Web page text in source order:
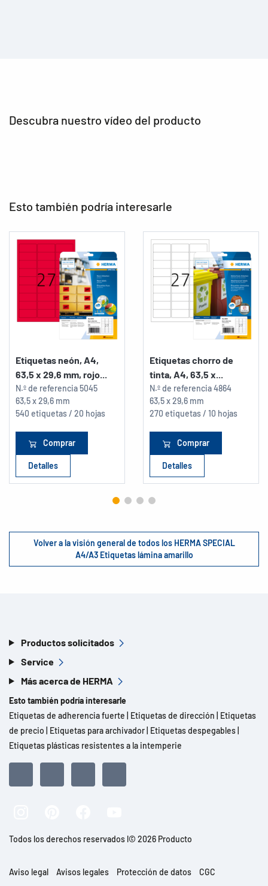
Descubra nuestro vídeo del producto
Esto también podría interesarle
Etiquetas neón, A4,
63,5 x 29,6 mm, rojo...
N.º de referencia5045
63,5 x 29,6 mm
540 etiquetas / 20 hojas
Comprar
Detalles
Etiquetas chorro de
tinta, A4, 63,5 x...
N.º de referencia4864
63,5 x 29,6 mm
270 etiquetas / 10 hojas
Comprar
Detalles
Volver a la visión general de todos los HERMA SPECIAL
A4/A3 Etiquetas lámina amarillo
Productos solicitados
Service
Más acerca de HERMA
Esto también podría interesarle
Etiquetas de adherencia fuerte
Etiquetas de dirección
Etiquetas
de precio
Etiquetas para archivador Etiquetas despegables
Etiquetas plásticas resistentes a la intemperie
Todos los derechos reservados l© 2026 Producto
Aviso legal Avisos legales Protección de datos CGC